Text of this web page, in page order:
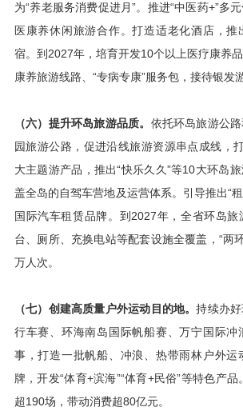
为“养老服务消费促进月”。推进“中医药+”多
医康养休闲旅游合作。打造适老化酒店，推
宿。到2027年，培育开发10个以上医疗康养品
康养旅游线路、“专病专康”服务包，接待银发
（六）提升环岛旅游品质。 依托环岛旅游公
园旅游公路，促进沿线旅游资源串点成线，
大主题游产品，推出“快乐久久”等10大环岛
盖全岛的自驾车营地及运营体系。引导推出“
国际汽车租赁品牌。到2027年，全省环岛
台、厕所、充换电站等配套设施全覆盖，“两
万人次。
（七）创建高质量户外运动目的地。持续办
行车赛、环海南岛国际帆船赛、万宁国际冲
事，打造一批帆船、冲浪、热带雨林户外运
牌，开发“体育+滨海”“体育+民俗”等特色产
超190场，带动消费超80亿元。